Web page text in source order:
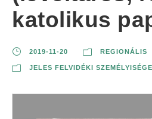
katolikus
2019-11-20 REGIONÁLIS
JELES FELVIDÉKI